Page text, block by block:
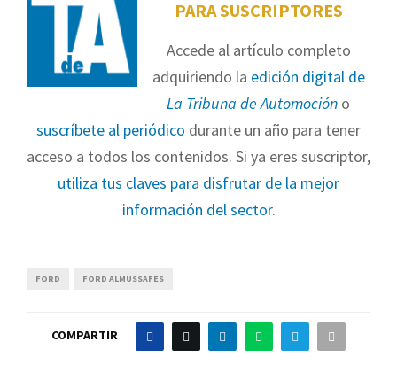
PARA SUSCRIPTORES
Accede al artículo completo
adquiriendo la edición digital de
La Tribuna de Automoción o
suscríbete al periódico durante un año para tener
acceso a todos los contenidos. Si ya eres suscriptor,
utiliza tus claves para disfrutar de la mejor
información del sector.
FORD FORD ALMUSSAFES
COMPARTIR